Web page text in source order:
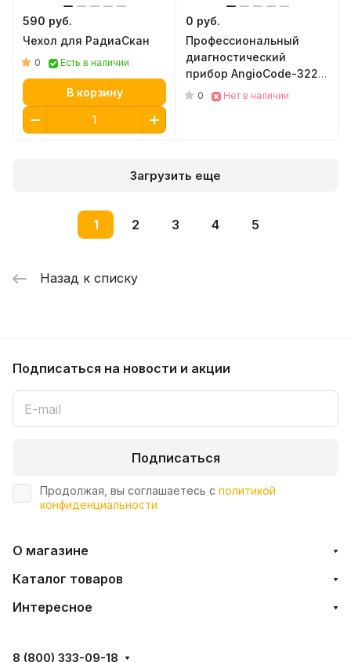
590 руб.
Чехол для РадиаСкан
0 Есть в наличии
В корзину
0 руб.
Профессиональный
диагностический
прибор AngioCode-322
для анализа состояния
0 Нет в наличии
Загрузить еще
1 2 3 4 5
Назад к списку
Подписаться на новости и акции
Подписаться
Продолжая, вы соглашаетесь с политикой
конфиденциальности
О магазине
Каталог товаров
Интересное
8 (800) 333-09-18